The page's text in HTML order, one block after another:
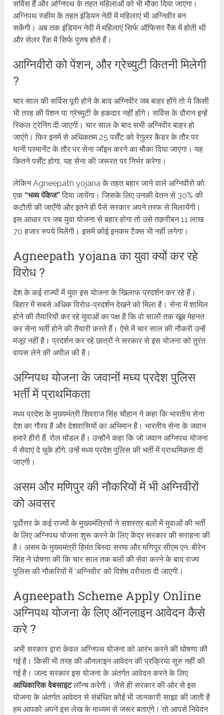
सर्विस हैं और अग्निपथ के तहत महिलाओं को भी मौका दिया जाएगा।
अग्निपथ स्कीम के तहत इंडियन नेवी में महिलाएं भी अग्निवीर बन
सकेंगी। अब तक इंडियन नेवी में महिलाएं सिर्फ ऑफिसर रैंक में होती थी
और सेलर रैंक में सिर्फ पुरुष होते हैं।
आग्निवीरो को पेंशन, और ग्रेच्युटी कितनी मिलेगी
?
चार साल की सर्विस पूरी होने के बाद अग्निवीर जब बाहर होंगे तो ये किसी
भी तरह की पेंशन या ग्रेच्युटी के हकदार नहीं होंगे। सर्विस के दौरान इन्हें
स्किल ट्रेनिंग दी जाएगी। चार साल के बाद सभी अग्निवीर बाहर हो
जाएंगे। फिर इनमें से अधिकतम 25 पर्सेंट को रेगुलर कैडर के तौर पर
यानी परमानेंट के तौर पर सेना जॉइन करने का मौका दिया जाएगा। यह
कितने पर्सेंट होगा, यह सेना की जरूरत पर निर्भर करेगा।
लेकिन Agneepath yojana के तहत बहार जाने वाले अग्निवीरो को
एक “भव्य पॅकेज”दिया जायेंगा। जिसके लिए उनकी वेतन से 30% की
कटौती की जाएँगी और इतने ही पैसे सरकार अपने तरफ से मिलायेंगी।
इस आधार पर जब युवा योजना से बहार होगा तो उसे तक़रीबन 11 लाख
70 हजार रुपये मिलेंगी। इसमें कोई इनकम टैक्स भी नहीं लगेगा।
Agneepath yojana का युवा क्यों कर रहे
विरोध ?
देश के कई राज्यों में युवा इस योजना के खिलाफ प्रदर्शन कर रहे हैं।
बिहार में सबसे अधिक विरोध-प्रदर्शन देखने को मिला है। सेना में शामिल
होने की तैयारियों कर रहे युवाओं का पक्ष है कि वो सालों तक खूब मेहनत
कर सेना भर्ती होने की तैयारी करते हैं। ऐसे में चार साल की नौकरी उन्हें
मंजूर नहीं है। प्रदर्शन कर रहे छात्रों ने सरकार से इस योजना को तुरंत
वापस लेने की अपील की है।
अग्निपथ योजना के जवानों मध्य प्रदेश पुलिस
भर्ती में प्राथमिकता
मध्य प्रदेश के मुख्यमंत्री शिवराज सिंह चौहान ने कहा कि भारतीय सेना
देश का गौरव है और देशवासियों का अभिमान है। भारतीय सेना के जवान
हमारे हीरो हैं, रोल मॉडल हैं। उन्होंने कहा कि जो जवान अग्निपथ योजना
में सेवाएं दे चुके होंगे, उन्हें मध्य प्रदेश पुलिस की भर्ती में प्राथमिकता दी
जाएगी।
असम और मणिपुर की नौकरियों में भी अग्निवीरों
को अवसर
पूर्वोत्तर के कई राज्यों के मुख्यमंत्रियों ने सशस्त्र बलों में युवाओं की भर्ती
के लिए अग्निपथ योजना शुरू करने के लिए केंद्र सरकार की सराहना की
है। असम के मुख्यमंत्री हिमंत बिस्वा सरमा और मणिपुर सीएम एन. बीरेन
सिंह ने घोषणा की कि चार साल तक बलों की सेवा करने के बाद राज्य
पुलिस की नौकरियों में ‘अग्निवीर’ को विशेष वरीयता दी जाएगी।
Agneepath Scheme Apply Online
अग्निपथ योजना के लिए ऑनलाइन आवेदन कैसे
करे ?
अभी सरकार द्वारा केवल अग्निपथ योजना को आरंभ करने की घोषणा की
गई है। किसी भी तरह की ऑनलाइन आवेदन की प्रक्रिया सुरु नहीं की
गई है। जल्द सरकार इस योजना के अंतर्गत आवेदन करने के लिए
आधिकारिक वेबसाइटलॉन्च करेगी। जैसे ही सरकार की ओर से इस
योजना के अंतर्गत आवेदन से संबंधित कोई भी जानकारी साझा की जाती है
हम आपको अपने इस लेख के माध्यम से जरूर बताएंगे। तो आपसे निवेदन